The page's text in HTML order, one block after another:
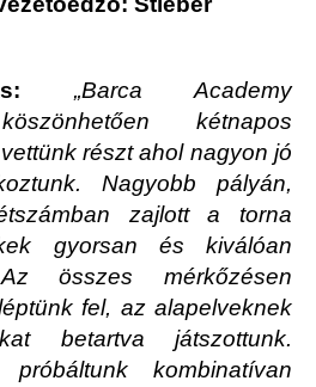
„Barca Academy
kétnapos
részt ahol nagyon jó
Nagyobb pályán,
zajlott a torna
gyorsan és kiválóan
összes mérkőzésen
fel, az alapelveknek
betartva játszottunk.
próbáltunk kombinatívan